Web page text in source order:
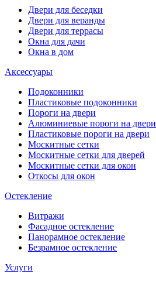
Двери для беседки
Двери для веранды
Двери для террасы
Окна для дачи
Окна в дом
Аксессуары
Подоконники
Пластиковые подоконники
Пороги на двери
Алюминиевые пороги на двери
Пластиковые пороги на двери
Москитные сетки
Москитные сетки для дверей
Москитные сетки для окон
Откосы для окон
Остекление
Витражи
Фасадное остекление
Панорамное остекление
Безрамное остекление
Услуги